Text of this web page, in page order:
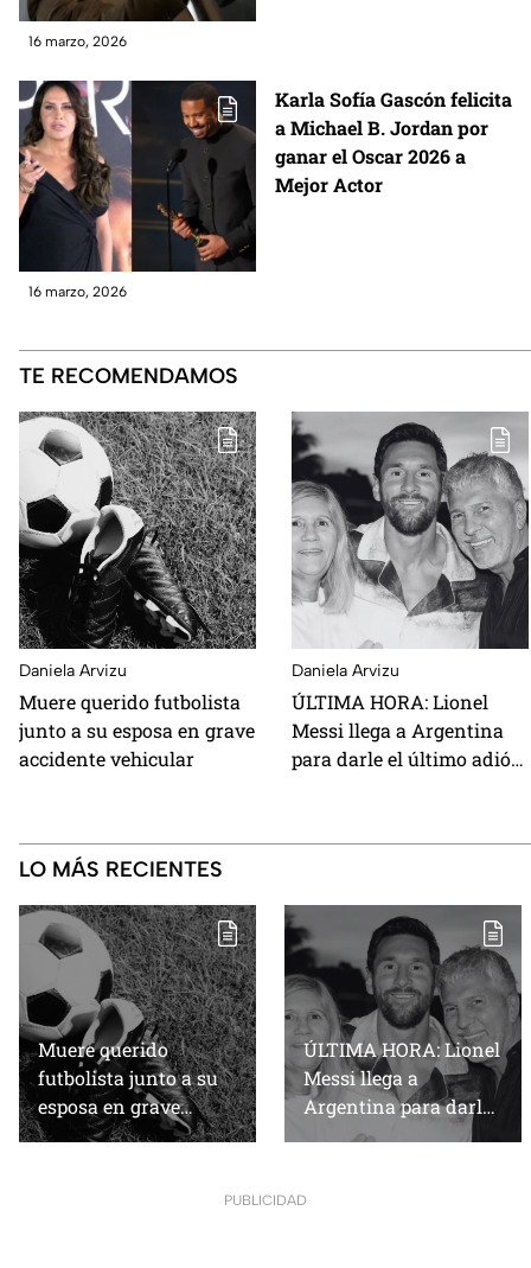
16 marzo, 2026
Karla Sofía Gascón felicita
a Michael B. Jordan por
ganar el Oscar 2026 a
Mejor Actor
16 marzo, 2026
TE RECOMENDAMOS
Daniela Arvizu
Muere querido futbolista
junto a su esposa en grave
accidente vehicular
Daniela Arvizu
ÚLTIMA HORA: Lionel
Messi llega a Argentina
para darle el último adiós
LO MÁS RECIENTES
Muere querido
futbolista junto a su
esposa en grave
accidente vehicular
ÚLTIMA HORA: Lionel
Messi llega a
Argentina para darle
el último adiós a su
PUBLICIDAD